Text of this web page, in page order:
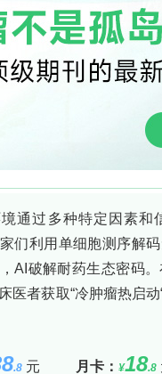
与人类常见病原
。他们选择了海
DMV-H和DMV-F
，DMV-假型化LV
对T细胞的高效特
胞的精准靶向，研
为靶向结构域的
假型化LV的包
远高于基于scFv的
有天然优势，是